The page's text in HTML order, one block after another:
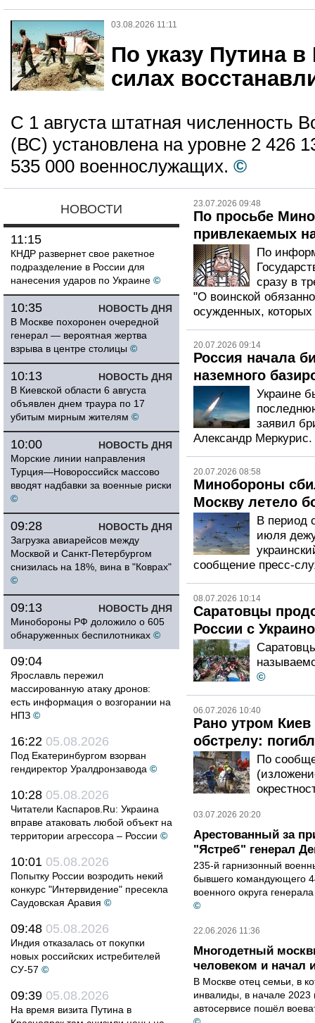
03.08.2026 11:11
По указу Путина
силах
С 1 августа штатная численность
(ВС) установлена на уровне 2 426
535 000 военнослужащих. ©
НОВОСТИ
11:15
КНДР развернет свое ракетное
подразделение в России для
нанесения ударов по Украине ©
НОВОСТЬ ДНЯ
10:35
В Москве похоронен очередной
генерал — вероятная жертва
взрыва в центре столицы ©
НОВОСТЬ ДНЯ
10:13
В Киевской области 6 августа
объявлен днем траура по 17
убитым мирным жителям ©
НОВОСТЬ ДНЯ
10:00
Морские линии направления
Турция—Новороссийск массово
вводят надбавки за военные риски
©
НОВОСТЬ ДНЯ
09:28
Загрузка авиарейсов между
Москвой и Санкт-Петербургом
снизилась на 18%, вина в "Коврах"
©
НОВОСТЬ ДНЯ
09:13
Минобороны РФ доложило о 605
обнаруженных беспилотниках ©
09:04
Ярославль пережил
массированную атаку дронов:
есть информация о возгорании на
НПЗ ©
16:22 05.08.2026
Под Екатеринбургом взорван
гендиректор Уралдронзавода ©
10:28 05.08.2026
Читатели Каспаров.Ru: Украина
вправе атаковать любой объект на
территории агрессора – России ©
10:01 05.08.2026
Попытку России возродить некий
конкурс "Интервидение" пресекла
Саудовская Аравия ©
09:48 05.08.2026
Индия отказалась от покупки
новых российских истребителей
СУ-57 ©
09:39 05.08.2026
На время визита Путина в
23.07.2026 09:48
По просьбе
привлекаемых
По
сразу в
"О воинской
осужденных,
20.07.2026 09:14
Россия начала
наземного
Украине
заявил
Александр Меркурис.
20.07.2026 08:58
Минобороны
Москву летело
В период
июля
сообщение пресс-
08.07.2026 10:14
Саратовцы
России с
©
06.07.2026 10:40
Рано утром
обстрелу:
По
03.07.2026 20:20
Арестованный за
"Ястреб" генерал
235-й гарнизонный
бывшего командующего
военного округа
©
22.06.2026 11:36
Многодетный
человеком и начал
В Москве отец семьи, в
инвалиды, в начале 2023
автосервисе пошёл